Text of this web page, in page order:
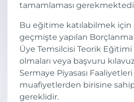
tamamlaması
Bu eğitime katılabilmek için
geçmişte yapılan Borçlanma
Üye Temsilcisi Teorik Eğitimi
olmaları veya başvuru
Sermaye Piyasası
muafiyetlerden birisine
gereklidir.